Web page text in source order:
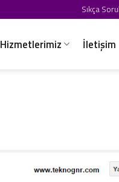
Sıkça
Hizmetlerimiz İletişim